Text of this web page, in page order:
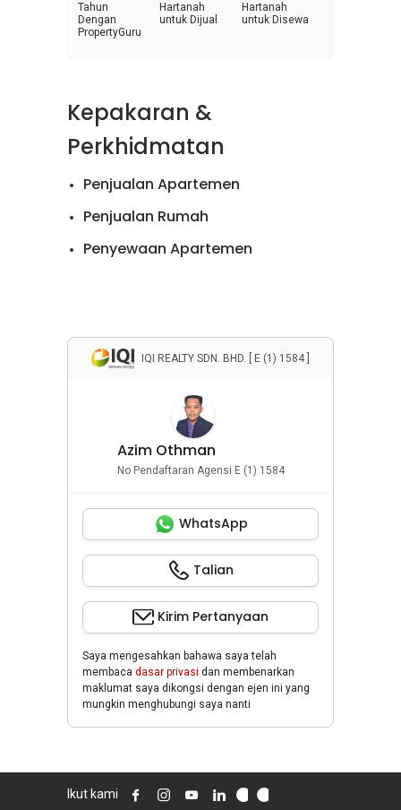
Tahun
Dengan
PropertyGuru
Hartanah
untuk Dijual
Hartanah
untuk Disewa
Kepakaran &
Perkhidmatan
Penjualan Apartemen
Penjualan Rumah
Penyewaan Apartemen
IQI REALTY SDN. BHD. [ E (1) 1584 ]
Azim Othman
No Pendaftaran Agensi E (1) 1584
WhatsApp
Talian
Kirim Pertanyaan
Saya mengesahkan bahawa saya telah
membaca dasar privasi dan membenarkan
maklumat saya dikongsi dengan ejen ini yang
mungkin menghubungi saya nanti
Ikut kami